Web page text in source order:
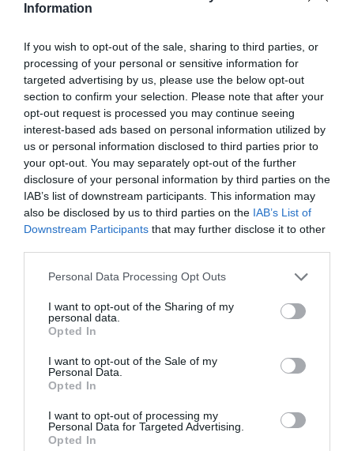
Information
If you wish to opt-out of the sale, sharing to third parties, or
processing of your personal or sensitive information for
targeted advertising by us, please use the below opt-out
section to confirm your selection. Please note that after your
opt-out request is processed you may continue seeing
interest-based ads based on personal information utilized by
us or personal information disclosed to third parties prior to
your opt-out. You may separately opt-out of the further
disclosure of your personal information by third parties on the
IAB’s list of downstream participants. This information may
also be disclosed by us to third parties on the IAB’s List of
Downstream Participants that may further disclose it to other
Personal Data Processing Opt Outs
I want to opt-out of the Sharing of my
personal data.
Opted In
I want to opt-out of the Sale of my
Personal Data.
Opted In
I want to opt-out of processing my
Personal Data for Targeted Advertising.
Opted In
FacebookTwitterPinterestLinkedInEmail Print
Aucun commentaire !
LAISSER UN COMMENTAIRE
Appel aux lecteurs !
Soutenez Air Journal participez